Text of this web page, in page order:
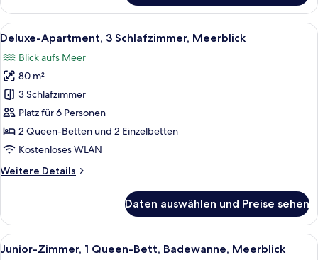
Apartment,
3 Schlafzimmer,
Meerblick
Alle
Fotos
für
Deluxe-
Apartment,
3 Schlafzimmer,
Meerblick
anzeigen
Luftaufnahme einer
15
Deluxe-Apartment, 3 Schlafzimmer, Meerblick
Blick aufs Meer
80 m²
3 Schlafzimmer
Platz für 6 Personen
2 Queen-Betten und 2 Einzelbetten
Kostenloses WLAN
Weitere Details
Weitere
Apartment,
3 Schlafzimmer,
Meerblick
Daten auswählen und Preise sehen
Alle
Ein Himmelbett mit Baldachin, ein
9
Junior-Zimmer, 1 Queen-Bett, Badewanne, Meerblick